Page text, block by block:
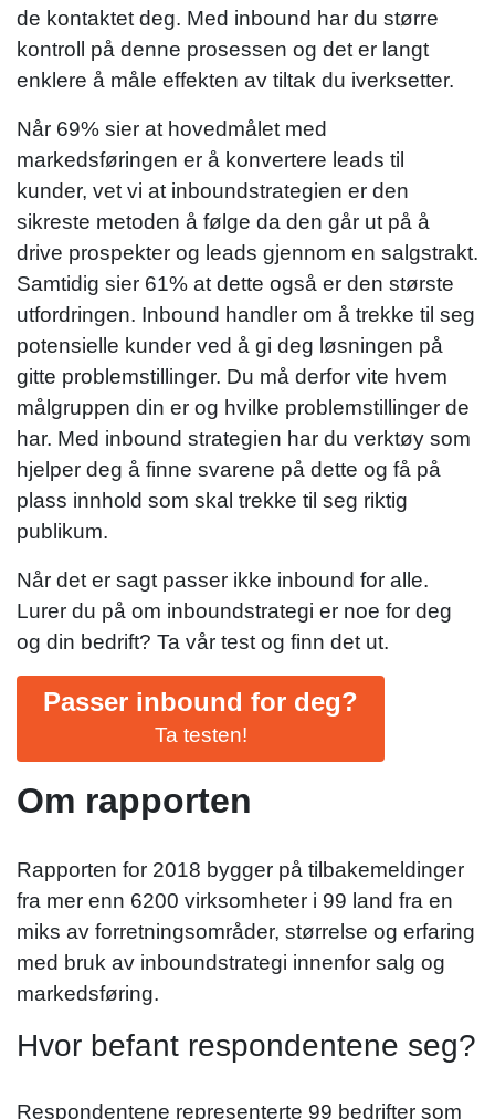
de kontaktet deg. Med inbound har du større
kontroll på denne prosessen og det er langt
enklere å måle effekten av tiltak du iverksetter.
Når 69% sier at hovedmålet med
markedsføringen er å konvertere leads til
kunder, vet vi at inboundstrategien er den
sikreste metoden å følge da den går ut på å
drive prospekter og leads gjennom en salgstrakt.
Samtidig sier 61% at dette også er den største
utfordringen. Inbound handler om å trekke til seg
potensielle kunder ved å gi deg løsningen på
gitte problemstillinger. Du må derfor vite hvem
målgruppen din er og hvilke problemstillinger de
har. Med inbound strategien har du verktøy som
hjelper deg å finne svarene på dette og få på
plass innhold som skal trekke til seg riktig
publikum.
Når det er sagt passer ikke inbound for alle.
Lurer du på om inboundstrategi er noe for deg
og din bedrift? Ta vår test og finn det ut.
Passer inbound for deg?
Ta testen!
Om rapporten
Rapporten for 2018 bygger på tilbakemeldinger
fra mer enn 6200 virksomheter i 99 land fra en
miks av forretningsområder, størrelse og erfaring
med bruk av inboundstrategi innenfor salg og
markedsføring.
Hvor befant respondentene seg?
Respondentene representerte 99 bedrifter som